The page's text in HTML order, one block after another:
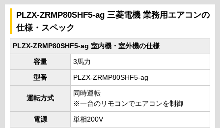
PLZX-ZRMP80SHF5-ag 三菱電機 業務用エアコンの
仕様・スペック
PLZX-ZRMP80SHF5-ag 室内機・室外機の仕様
容量 3馬力
型番 PLZX-ZRMP80SHF5-ag
運転方式
同時運転
※一台のリモコンでエアコンを制御
電源 単相200V